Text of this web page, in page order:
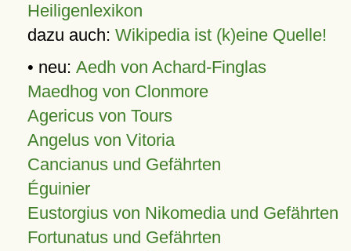
Heiligenlexikon
dazu auch: Wikipedia ist (k)eine Quelle!
• neu: Aedh von Achard-Finglas
Maedhog von Clonmore
Agericus von Tours
Angelus von Vitoria
Cancianus und Gefährten
Éguinier
Eustorgius von Nikomedia und Gefährten
Fortunatus und Gefährten